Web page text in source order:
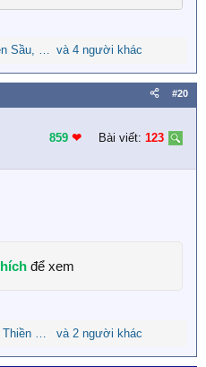
Sầu, Huệ Lê Thị
và 4 người khác
#20
859 ❤︎ Bài viết: 123
để xem
Sầu và 2 người khác